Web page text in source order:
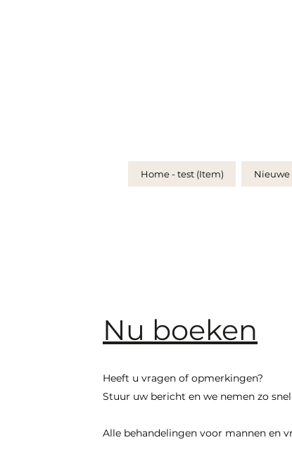
Home - test (Item)
Nu boeken
Heeft u vragen of opmerkingen?
Stuur uw bericht en we nemen zo
Alle behandelingen voor mannen en